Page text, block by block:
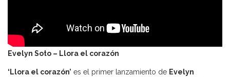
Evelyn Soto – Llora el corazón
‘Llora el corazón’ es el primer lanzamiento de Evelyn